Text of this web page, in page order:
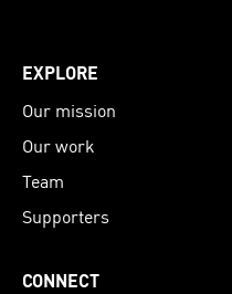
EXPLORE
Our mission
Our work
Team
Supporters
CONNECT